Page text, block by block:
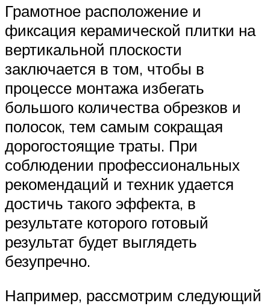
Грамотное расположение и
фиксация керамической плитки на
вертикальной плоскости
заключается в том, чтобы в
процессе монтажа избегать
большого количества обрезков и
полосок, тем самым сокращая
дорогостоящие траты. При
соблюдении профессиональных
рекомендаций и техник удается
достичь такого эффекта, в
результате которого готовый
результат будет выглядеть
безупречно.
Например, рассмотрим следующий